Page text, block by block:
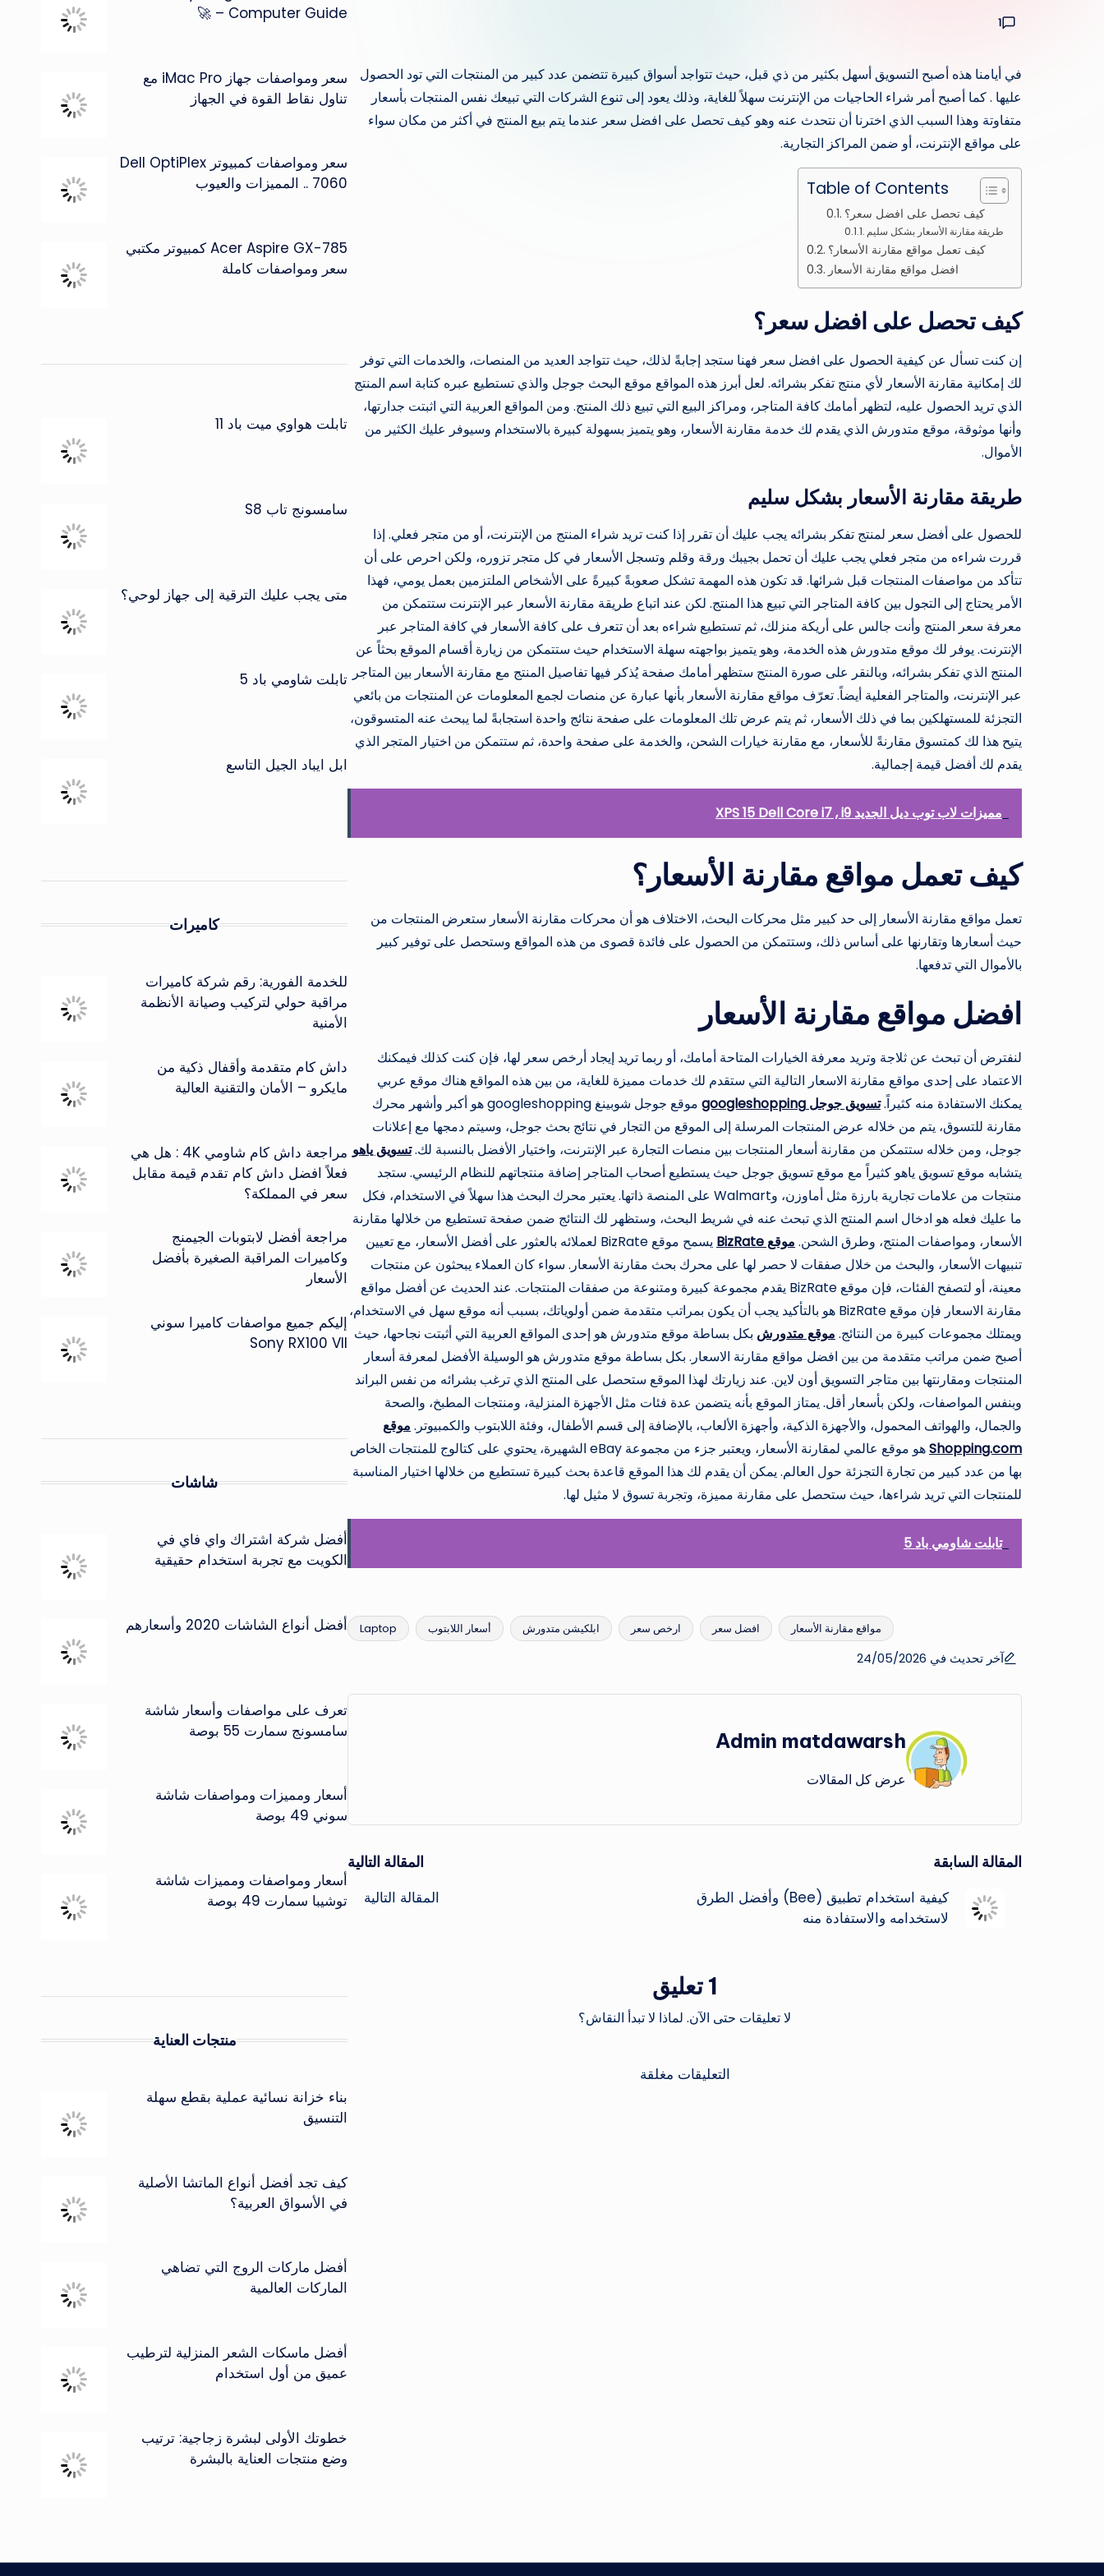
1
في أيامنا هذه أصبح التسويق أسهل بكثير من ذي قبل، حيث تتواجد أسواق كبيرة تتضمن عدد كبير من المنتجات التي تود الحصول
عليها . كما أصبح أمر شراء الحاجيات من الإنترنت سهلاً للغاية، وذلك يعود إلى تنوع الشركات التي تبيعك نفس المنتجات بأسعار
متفاوتة وهذا السبب الذي اخترنا أن نتحدث عنه وهو كيف تحصل على افضل سعر عندما يتم بيع المنتج في أكثر من مكان سواء
على مواقع الإنترنت، أو ضمن المراكز التجارية.
Table of Contents
كيف تحصل على افضل سعر؟
طريقة مقارنة الأسعار بشكل سليم
كيف تعمل مواقع مقارنة الأسعار؟
افضل مواقع مقارنة الأسعار
كيف تحصل على افضل سعر؟
إن كنت تسأل عن كيفية الحصول على افضل سعر فهنا ستجد إجابةً لذلك، حيث تتواجد العديد من المنصات، والخدمات التي توفر
لك إمكانية مقارنة الأسعار لأي منتج تفكر بشرائه. لعل أبرز هذه المواقع موقع البحث جوجل والذي تستطيع عبره كتابة اسم المنتج
الذي تريد الحصول عليه، لتظهر أمامك كافة المتاجر، ومراكز البيع التي تبيع ذلك المنتج. ومن المواقع العربية التي اثبتت جدارتها،
وأنها موثوقة، موقع متدورش الذي يقدم لك خدمة مقارنة الأسعار، وهو يتميز بسهولة كبيرة بالاستخدام وسيوفر عليك الكثير من
الأموال.
طريقة مقارنة الأسعار بشكل سليم
للحصول على أفضل سعر لمنتج تفكر بشرائه يجب عليك أن تقرر إذا كنت تريد شراء المنتج من الإنترنت، أو من متجر فعلي. إذا
قررت شراءه من متجر فعلي يجب عليك أن تحمل بجيبك ورقة وقلم وتسجل الأسعار في كل متجر تزوره، ولكن احرص على أن
تتأكد من مواصفات المنتجات قبل شرائها. قد تكون هذه المهمة تشكل صعوبةً كبيرةً على الأشخاص الملتزمين بعمل يومي، فهذا
الأمر يحتاج إلى التجول بين كافة المتاجر التي تبيع هذا المنتج. لكن عند اتباع طريقة مقارنة الأسعار عبر الإنترنت ستتمكن من
معرفة سعر المنتج وأنت جالس على أريكة منزلك، ثم تستطيع شراءه بعد أن تتعرف على كافة الأسعار في كافة المتاجر عبر
الإنترنت. يوفر لك موقع متدورش هذه الخدمة، وهو يتميز بواجهته سهلة الاستخدام حيث ستتمكن من زيارة أقسام الموقع بحثاً عن
المنتج الذي تفكر بشرائه، وبالنقر على صورة المنتج ستظهر أمامك صفحة يُذكر فيها تفاصيل المنتج مع مقارنة الأسعار بين المتاجر
عبر الإنترنت، والمتاجر الفعلية أيضاً. تعرّف مواقع مقارنة الأسعار بأنها عبارة عن منصات لجمع المعلومات عن المنتجات من بائعي
التجزئة للمستهلكين بما في ذلك الأسعار، ثم يتم عرض تلك المعلومات على صفحة نتائج واحدة استجابةً لما يبحث عنه المتسوقون،
يتيح هذا لك كمتسوق مقارنةً للأسعار، مع مقارنة خيارات الشحن، والخدمة على صفحة واحدة، ثم ستتمكن من اختيار المتجر الذي
يقدم لك أفضل قيمة إجمالية.
مميزات لاب توب ديل الجديد XPS 15 Dell Core i7 , i9
كيف تعمل مواقع مقارنة الأسعار؟
تعمل مواقع مقارنة الأسعار إلى حد كبير مثل محركات البحث، الاختلاف هو أن محركات مقارنة الأسعار ستعرض المنتجات من
حيث أسعارها وتقارنها على أساس ذلك، وستتمكن من الحصول على فائدة قصوى من هذه المواقع وستحصل على توفير كبير
بالأموال التي تدفعها.
افضل مواقع مقارنة الأسعار
لنفترض أن تبحث عن ثلاجة وتريد معرفة الخيارات المتاحة أمامك، أو ربما تريد إيجاد أرخص سعر لها، فإن كنت كذلك فيمكنك
الاعتماد على إحدى مواقع مقارنة الاسعار التالية التي ستقدم لك خدمات مميزة للغاية، من بين هذه المواقع هناك موقع عربي
يمكنك الاستفادة منه كثيراً.تسويق جوجل googleshopping
موقع جوجل شوبينغ googleshopping هو أكبر وأشهر محرك
مقارنة للتسوق، يتم من خلاله عرض المنتجات المرسلة إلى الموقع من التجار في نتائج بحث جوجل، وسيتم دمجها مع إعلانات
جوجل، ومن خلاله ستتمكن من مقارنة أسعار المنتجات بين منصات التجارة عبر الإنترنت، واختيار الأفضل بالنسبة لك.تسويق ياهو
يتشابه موقع تسويق ياهو كثيراً مع موقع تسويق جوجل حيث يستطيع أصحاب المتاجر إضافة منتجاتهم للنظام الرئيسي. ستجد
منتجات من علامات تجارية بارزة مثل أماوزن، وWalmart على المنصة ذاتها. يعتبر محرك البحث هذا سهلاً في الاستخدام، فكل
ما عليك فعله هو ادخال اسم المنتج الذي تبحث عنه في شريط البحث، وستظهر لك النتائج ضمن صفحة تستطيع من خلالها مقارنة
الأسعار، ومواصفات المنتج، وطرق الشحن. موقع BizRate
يسمح موقع BizRate لعملائه بالعثور على أفضل الأسعار، مع تعيين
تنبيهات الأسعار، والبحث من خلال صفقات لا حصر لها على محرك بحث مقارنة الأسعار. سواء كان العملاء يبحثون عن منتجات
معينة، أو لتصفح الفئات، فإن موقع BizRate يقدم مجموعة كبيرة ومتنوعة من صفقات المنتجات. عند الحديث عن أفضل مواقع
مقارنة الاسعار فإن موقع BizRate هو بالتأكيد يجب أن يكون بمراتب متقدمة ضمن أولوياتك، بسبب أنه موقع سهل في الاستخدام،
ويمتلك مجموعات كبيرة من النتائج. موقع متدورش بكل بساطة موقع متدورش هو إحدى المواقع العربية التي أثبتت نجاحها، حيث
أصبح ضمن مراتب متقدمة من بين افضل مواقع مقارنة الاسعار. بكل بساطة موقع متدورش هو الوسيلة الأفضل لمعرفة أسعار
المنتجات ومقارنتها بين متاجر التسويق أون لاين. عند زيارتك لهذا الموقع ستحصل على المنتج الذي ترغب بشرائه من نفس البراند
وبنفس المواصفات، ولكن بأسعار أقل. يمتاز الموقع بأنه يتضمن عدة فئات مثل الأجهزة المنزلية، ومنتجات المطبخ، والصحة
والجمال، والهواتف المحمول، والأجهزة الذكية، وأجهزة الألعاب، بالإضافة إلى قسم الأطفال، وفئة اللابتوب والكمبيوتر. موقع
Shopping.com
هو موقع عالمي لمقارنة الأسعار، ويعتبر جزء من مجموعة eBay الشهيرة، يحتوي على كتالوج للمنتجات الخاص
بها من عدد كبير من تجارة التجزئة حول العالم. يمكن أن يقدم لك هذا الموقع قاعدة بحث كبيرة تستطيع من خلالها اختيار المناسبة
للمنتجات التي تريد شراءها، حيث ستحصل على مقارنة مميزة، وتجربة تسوق لا مثيل لها.
تابلت شاومي باد 5
العلامات:
Laptop أسعار اللابتوب ابلكيشن متدورش ارخص سعر افضل سعر مواقع مقارنة الأسعار
آخر تحديث في 24/05/2026
Admin matdawarsh
عرض كل المقالات
تصفّح
المقالات
المقالة السابقة
كيفية استخدام تطبيق (Bee) وأفضل الطرق
لاستخدامه والاستفادة منه
المقالة التالية
المقالة التالية
1 تعليق
لا تعليقات حتى الآن. لماذا لا تبدأ النقاش؟
التعليقات مغلقة
Computer Guide – 🚀
سعر ومواصفات جهاز iMac Pro مع
تناول نقاط القوة في الجهاز
سعر ومواصفات كمبيوتر Dell OptiPlex
7060 .. المميزات والعيوب
Acer Aspire GX-785 كمبيوتر مكتبي
سعر ومواصفات كاملة
تابلت هواوي ميت باد 11
سامسونج تاب S8
متى يجب عليك الترقية إلى جهاز لوحي؟
تابلت شاومي باد 5
ابل ايباد الجيل التاسع
كاميرات
للخدمة الفورية: رقم شركة كاميرات
مراقبة حولي لتركيب وصيانة الأنظمة
الأمنية
داش كام متقدمة وأقفال ذكية من
مايكرو – الأمان والتقنية العالية
مراجعة داش كام شاومي 4K : هل هي
فعلاً افضل داش كام تقدم قيمة مقابل
سعر في المملكة؟
مراجعة أفضل لابتوبات الجيمنج
وكاميرات المراقبة الصغيرة بأفضل
الأسعار
إليكم جميع مواصفات كاميرا سوني
Sony RX100 VII
شاشات
أفضل شركة اشتراك واي فاي في
الكويت مع تجربة استخدام حقيقية
أفضل أنواع الشاشات 2020 وأسعارهم
تعرف على مواصفات وأسعار شاشة
سامسونج سمارت 55 بوصة
أسعار ومميزات ومواصفات شاشة
سوني 49 بوصة
أسعار ومواصفات ومميزات شاشة
توشيبا سمارت 49 بوصة
منتجات العناية
بناء خزانة نسائية عملية بقطع سهلة
التنسيق
كيف تجد أفضل أنواع الماتشا الأصلية
في الأسواق العربية؟
أفضل ماركات الروج التي تضاهي
الماركات العالمية
أفضل ماسكات الشعر المنزلية لترطيب
عميق من أول استخدام
خطوتك الأولى لبشرة زجاجية: ترتيب
وضع منتجات العناية بالبشرة